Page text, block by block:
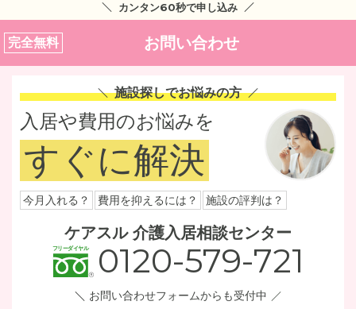
カンタン60秒で申し込み
完全無料 お問い合わせ
施設探しでお悩みの方
入居や費用のお悩みを
すぐに解決
今月入れる？ 費用を抑えるには？ 施設の評判は？
ケアスル 介護入居相談センター
0120-579-721
お問い合わせフォームからも受付中